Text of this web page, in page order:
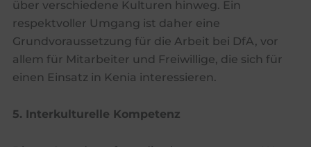
über verschiedene Kulturen hinweg. Ein
respektvoller Umgang ist daher eine
Grundvoraussetzung für die Arbeit bei DfA, vor
allem für Mitarbeiter und Freiwillige, die sich für
einen Einsatz in Kenia interessieren.
5. Interkulturelle Kompetenz